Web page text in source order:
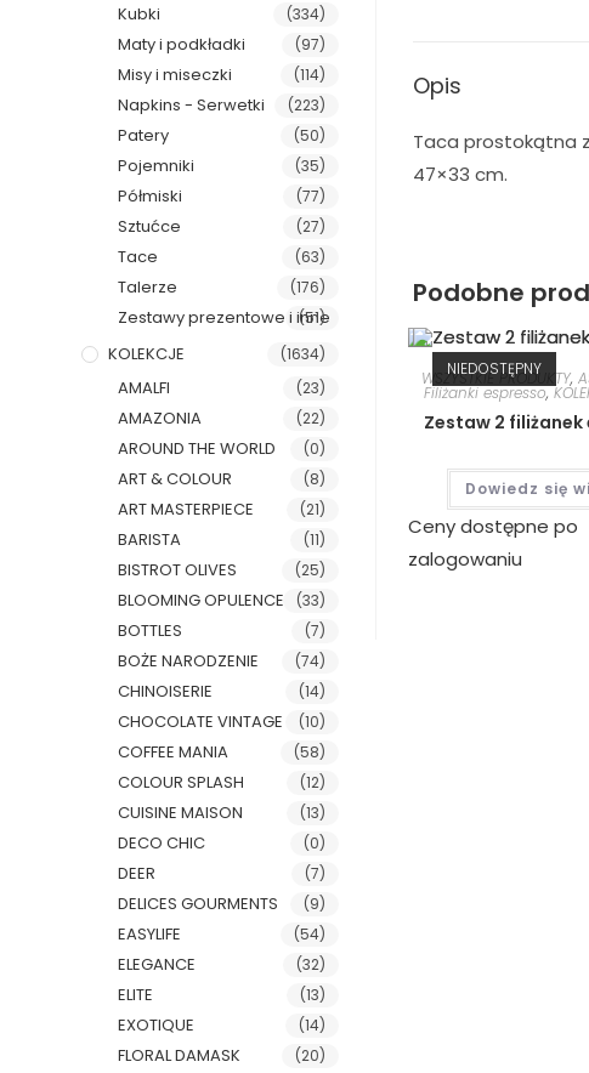
Opis
Taca prostokątna
47×33 cm.
Podobne
NIEDOSTĘPNY
WSZYSTKIE PRODUKTY,
Filiżanki espresso,
Zestaw 2 filiżanek
Dowiedz się
Ceny dostępne po
zalogowaniu
Kubki (334)
Maty i podkładki (97)
Misy i miseczki (114)
Napkins - Serwetki (223)
Patery (50)
Pojemniki (35)
Półmiski (77)
Sztućce (27)
Tace (63)
Talerze (176)
Zestawy prezentowe i inne
(51)
KOLEKCJE (1634)
AMALFI (23)
AMAZONIA (22)
AROUND THE WORLD (0)
ART & COLOUR (8)
ART MASTERPIECE (21)
BARISTA (11)
BISTROT OLIVES (25)
BLOOMING OPULENCE (33)
BOTTLES (7)
BOŻE NARODZENIE (74)
CHINOISERIE (14)
CHOCOLATE VINTAGE (10)
COFFEE MANIA (58)
COLOUR SPLASH (12)
CUISINE MAISON (13)
DECO CHIC (0)
DEER (7)
DELICES GOURMENTS (9)
EASYLIFE (54)
ELEGANCE (32)
ELITE (13)
EXOTIQUE (14)
FLORAL DAMASK (20)